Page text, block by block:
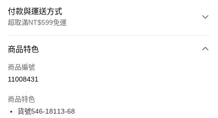
付款與運送方式
超取滿NT$599免運
信用卡一次付款
信用卡分期付款
合作金庫商業銀行
華南商業銀行
超商取貨付款
商品特色
商品編號
11008431
商品特色
貨號546-18113-68